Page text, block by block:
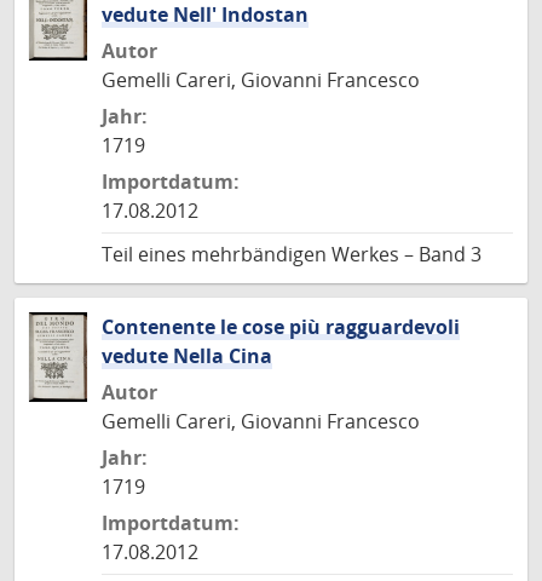
vedute Nell' Indostan
Autor
Gemelli Careri, Giovanni Francesco
Jahr:
1719
Importdatum:
17.08.2012
Teil eines mehrbändigen Werkes – Band 3
Contenente le cose più ragguardevoli
vedute Nella Cina
Autor
Gemelli Careri, Giovanni Francesco
Jahr:
1719
Importdatum:
17.08.2012